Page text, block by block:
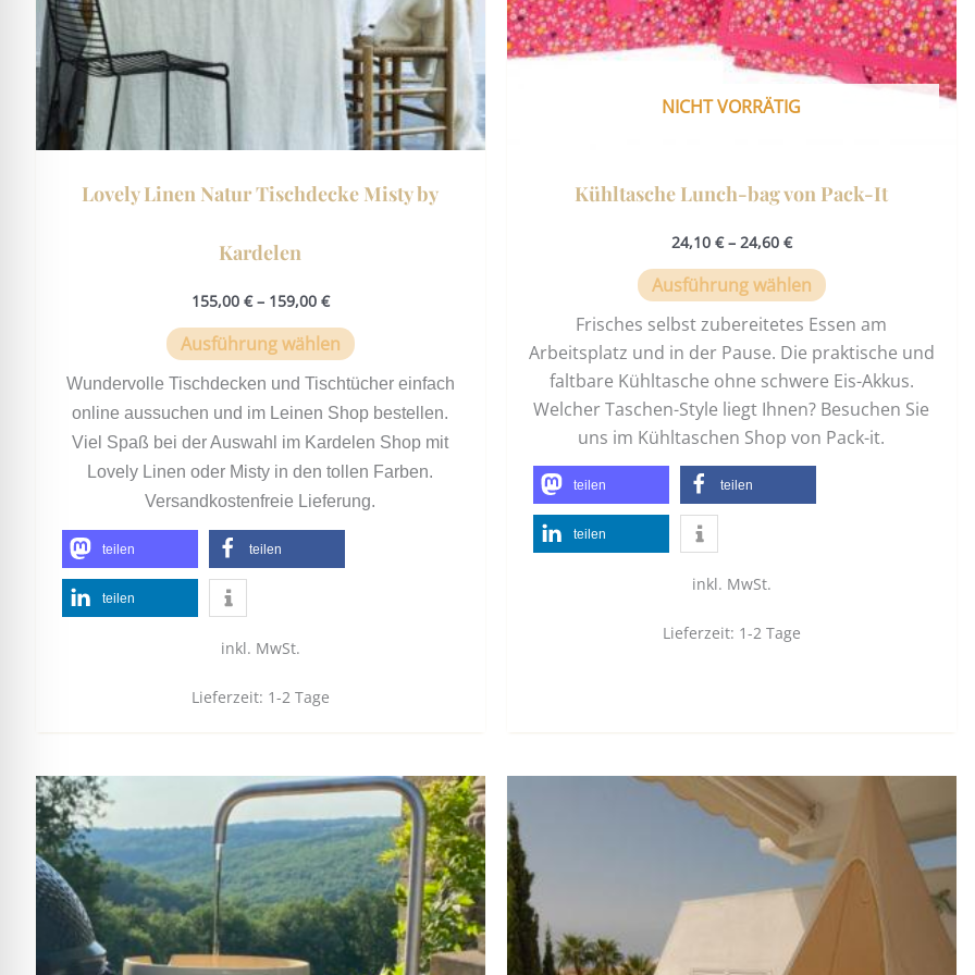
Lovely Linen Natur Tischdecke Misty by
Kardelen
155,00 €– 159,00 €
Ausführung wählen
Produktseite
gewählt
werden
Wundervolle Tischdecken und Tischtücher einfach
online aussuchen und im Leinen Shop bestellen.
Viel Spaß bei der Auswahl im Kardelen Shop mit
Lovely Linen oder Misty in den tollen Farben.
Versandkostenfreie Lieferung.
teilen teilen
teilen
inkl. MwSt.
Lieferzeit: 1-2 Tage
NICHT VORRÄTIG
Kühltasche Lunch-bag von Pack-It
24,10 €– 24,60 €
Ausführung wählen
Produktseite
gewählt
werden
Frisches selbst zubereitetes Essen am
Arbeitsplatz und in der Pause. Die praktische und
faltbare Kühltasche ohne schwere Eis-Akkus.
Welcher Taschen-Style liegt Ihnen? Besuchen Sie
uns im Kühltaschen Shop von Pack-it.
teilen teilen
teilen
inkl. MwSt.
Lieferzeit: 1-2 Tage
mehrere
Varianten